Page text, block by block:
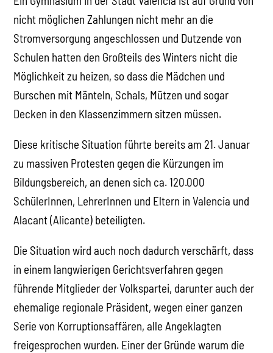
nicht möglichen Zahlungen nicht mehr an die
Stromversorgung angeschlossen und Dutzende von
Schulen hatten den Großteils des Winters nicht die
Möglichkeit zu heizen, so dass die Mädchen und
Burschen mit Mänteln, Schals, Mützen und sogar
Decken in den Klassenzimmern sitzen müssen.
Diese kritische Situation führte bereits am 21. Januar
zu massiven Protesten gegen die Kürzungen im
Bildungsbereich, an denen sich ca. 120.000
SchülerInnen, LehrerInnen und Eltern in Valencia und
Alacant (Alicante) beteiligten.
Die Situation wird auch noch dadurch verschärft, dass
in einem langwierigen Gerichtsverfahren gegen
führende Mitglieder der Volkspartei, darunter auch der
ehemalige regionale Präsident, wegen einer ganzen
Serie von Korruptionsaffären, alle Angeklagten
freigesprochen wurden. Einer der Gründe warum die